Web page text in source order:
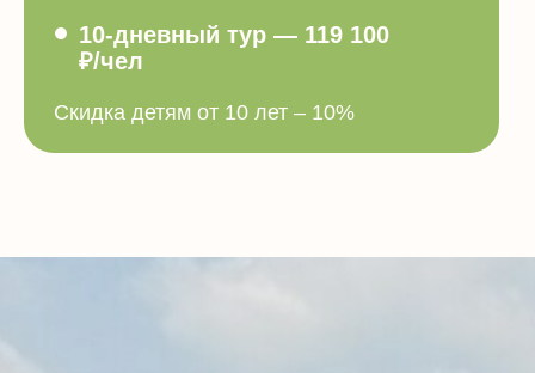
10-дневный тур — 119 100
₽/чел
Скидка детям от 10 лет – 10%